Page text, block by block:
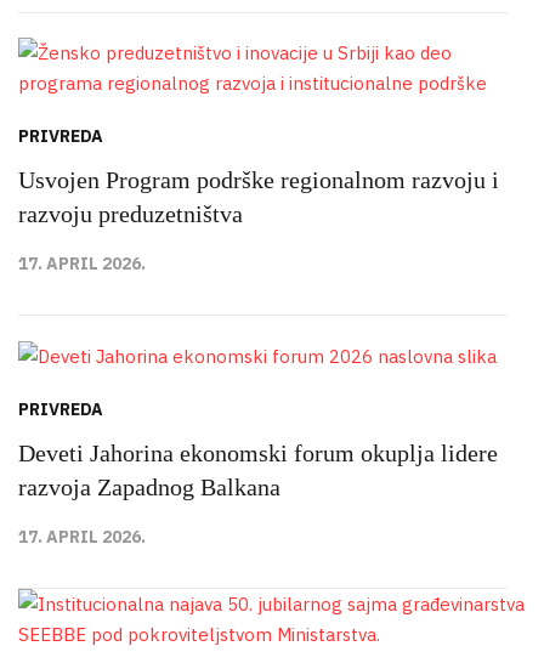
PRIVREDA
Usvojen Program podrške regionalnom razvoju i
razvoju preduzetništva
17. APRIL 2026.
PRIVREDA
Deveti Jahorina ekonomski forum okuplja lidere
razvoja Zapadnog Balkana
17. APRIL 2026.